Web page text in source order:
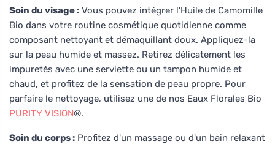
Soin du visage : Vous pouvez intégrer l'Huile de Camomille
Bio dans votre routine cosmétique quotidienne comme
composant nettoyant et démaquillant doux. Appliquez-la
sur la peau humide et massez. Retirez délicatement les
impuretés avec une serviette ou un tampon humide et
chaud, et profitez de la sensation de peau propre. Pour
parfaire le nettoyage, utilisez une de nos Eaux Florales Bio
PURITY VISION®.
Soin du corps : Profitez d'un massage ou d'un bain relaxant